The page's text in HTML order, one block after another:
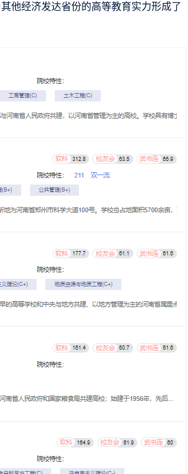
他经济发达省份的高等教育实力形成了